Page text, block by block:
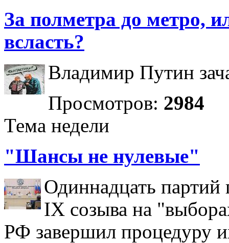
За полметра до метро,
всласть?
Владимир Путин
Просмотров: 2984
Тема недели
"Шансы не нулевые"
Одиннадцать партий
IX созыва на
РФ завершил процедуру